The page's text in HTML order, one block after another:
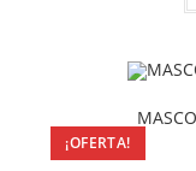
¡OFERTA!